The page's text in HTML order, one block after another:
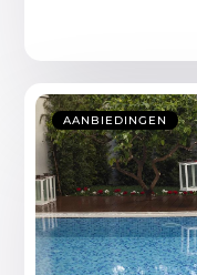
AANBIEDINGEN